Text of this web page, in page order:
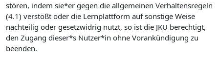
stören, indem sie*er gegen die allgemeinen Verhaltensregeln
(4.1) verstößt oder die Lernplattform auf sonstige Weise
nachteilig oder gesetzwidrig nutzt, so ist die JKU berechtigt,
den Zugang dieser*s Nutzer*in ohne Vorankündigung zu
beenden.